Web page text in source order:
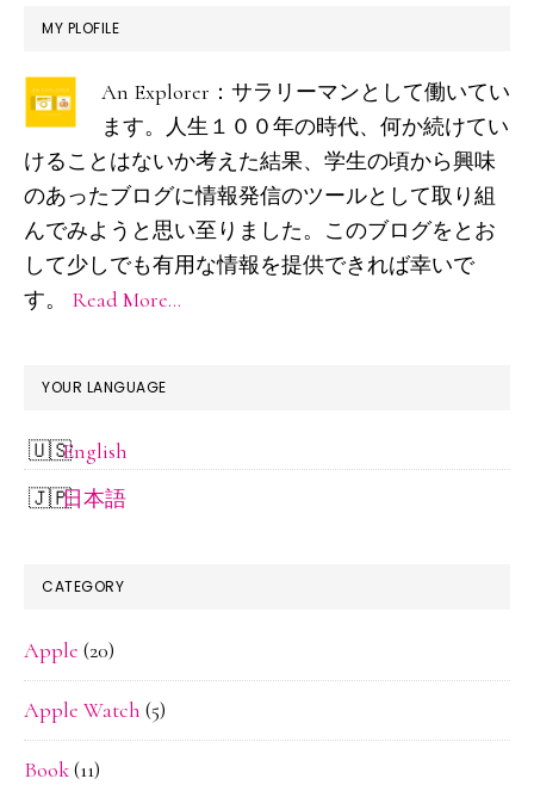
だ
本
（年
末
ま
で
随
更
最
初
の
サ
イ
ド
バ
ー
MY PLOFILE
An Explorer：サラリーマンとして働いてい
ます。人生１００年の時代、何か続けてい
けることはないか考えた結果、学生の頃から興味
のあったブログに情報発信のツールとして取り組
んでみようと思い至りました。このブログをとお
して少しでも有用な情報を提供できれば幸いで
す。 Read More…
YOUR LANGUAGE
English
日本語
CATEGORY
Apple (20)
Apple Watch (5)
Book(11)